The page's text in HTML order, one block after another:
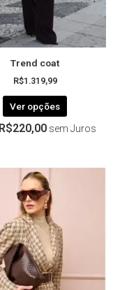
Trend coat
R$1.319,99
Ver opções
na
página
do
R$220,00 sem Juros
podem